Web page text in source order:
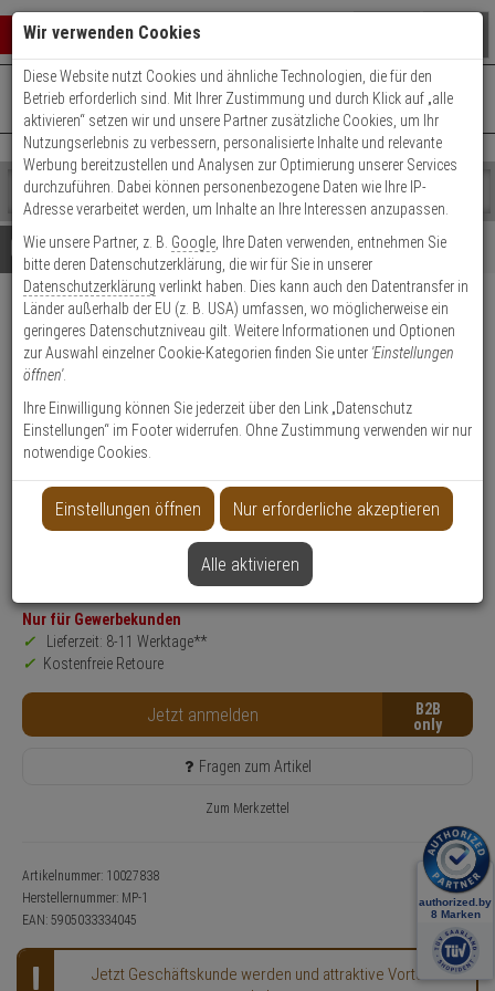
Warenkorb schließen
0 ARTIKEL IM WARENKORB
Ihr Warenkorb ist momentan leer.
Ergebnisse ()
Fertig
Shop
durchsuchen
Bitte
geben
Sie
mindestens
Zeichen
ein,
um
Suche
Es
wurde
noch
Kategorien
Suche
gestartet
+49 (0)821 899 493-0Mo. - Do.: 8:00 - 16:30 | Fr.: 8:00 - 14:00 Uhr
Kontaktservice nutzen
Details Beratung
MP-1 universal Relaismodul -
4 Relais
Produktmerkmale
Datenblatt drucken
Produktinformationen
Relaismodul, Zubehörartikel
Nur für Gewerbekunden
Lieferzeit: 8-11 Werktage**
Kostenfreie Retoure
Jetzt anmelden B2B
Fragen zum Artikel
Zum Merkzettel
Artikelnummer: 10027838
Herstellernummer: MP-1
EAN: 5905033334045
Jetzt Geschäftskunde werden und attraktive Vorteile
Wir verwenden Cookies
Diese Website nutzt Cookies und ähnliche Technologien, die für den
Betrieb erforderlich sind. Mit Ihrer Zustimmung und durch Klick auf „alle
aktivieren“ setzen wir und unsere Partner zusätzliche Cookies, um Ihr
Nutzungserlebnis zu verbessern, personalisierte Inhalte und relevante
Werbung bereitzustellen und Analysen zur Optimierung unserer Services
durchzuführen. Dabei können personenbezogene Daten wie Ihre IP-
Adresse verarbeitet werden, um Inhalte an Ihre Interessen anzupassen.
Wie unsere Partner, z. B. Google , Ihre Daten verwenden, entnehmen Sie
bitte deren Datenschutzerklärung, die wir für Sie in unserer
Datenschutzerklärung verlinkt haben. Dies kann auch den Datentransfer in
Länder außerhalb der EU (z. B. USA) umfassen, wo möglicherweise ein
geringeres Datenschutzniveau gilt. Weitere Informationen und Optionen
zur Auswahl einzelner Cookie-Kategorien finden Sie unter 'Einstellungen
öffnen'.
Ihre Einwilligung können Sie jederzeit über den Link „Datenschutz
Einstellungen“ im Footer widerrufen. Ohne Zustimmung verwenden wir nur
notwendige Cookies.
Einstellungen öffnen Nur erforderliche akzeptieren
Alle aktivieren